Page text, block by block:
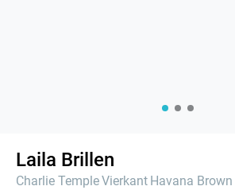
Laila Brillen
Charlie TempleVierkant Havana Brown